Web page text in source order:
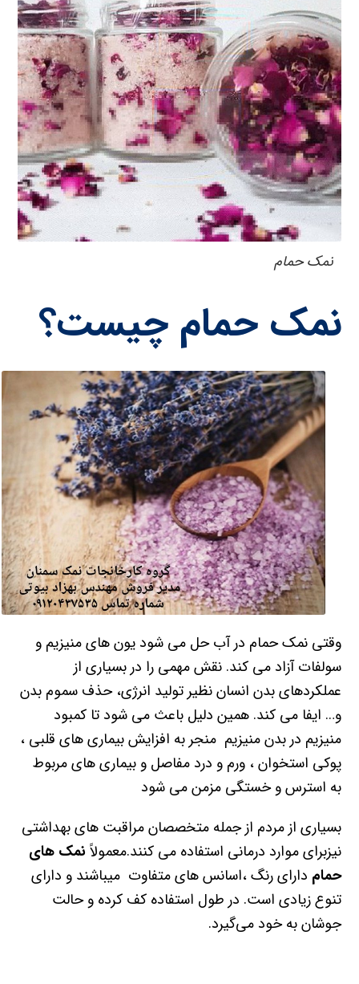
نمک حمام
نمک حمام چیست؟
وقتی نمک حمام در آب حل می شود یون های منیزیم و
سولفات آزاد می کند. نقش مهمی را در بسیاری از
عملکردهای بدن انسان نظیر تولید انرژی، حذف سموم بدن
و… ایفا می کند. همین دلیل باعث می شود تا کمبود
منیزیم در بدن منیزیم منجر به افزایش بیماری های قلبی ،
پوکی استخوان ، ورم و درد مفاصل و بیماری های مربوط
به استرس و خستگی مزمن می شود
بسیاری از مردم از جمله متخصصان مراقبت های بهداشتی
نیزبرای موارد درمانی استفاده می کنند.معمولاً نمک های
حمام دارای رنگ ،اسانس های متفاوت میباشند و دارای
تنوع زیادی است. در طول استفاده کف کرده و حالت
جوشان به خود می‌گیرد.